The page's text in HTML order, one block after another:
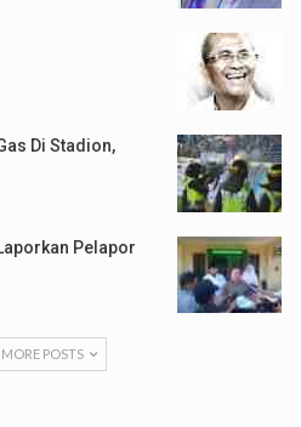
Di Stadion,
Pelapor
POSTS